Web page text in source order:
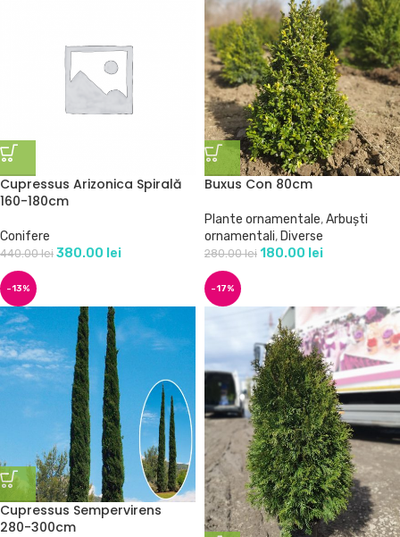
Cupressus Arizonica Spirală
160-180cm
Conifere
440.00lei 380.00 lei
Buxus Con 80cm
Plante ornamentale,Arbuști
ornamentali, Diverse
280.00lei 180.00 lei
-13%
Cupressus Sempervirens
280-300cm
-17%